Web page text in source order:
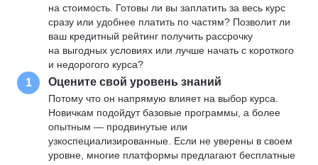
на стоимость. Готовы ли вы заплатить за весь курс
сразу или удобнее платить по частям? Позволит ли
ваш кредитный рейтинг получить рассрочку
на выгодных условиях или лучше начать с короткого
и недорогого курса?
1 Оцените свой уровень знаний
Потому что он напрямую влияет на выбор курса.
Новичкам подойдут базовые программы, а более
опытным — продвинутые или
узкоспециализированные. Если не уверены в своем
уровне, многие платформы предлагают бесплатные